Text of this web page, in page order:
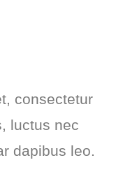
consectetur
luctus nec
dapibus leo.